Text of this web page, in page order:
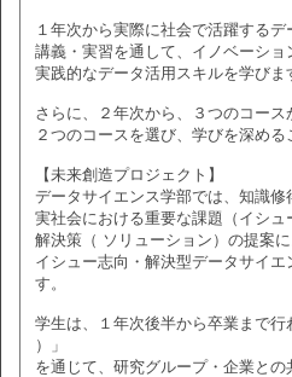
１年次から実際に社会で活躍する
講義・実習を通して、イノベーシ
実践的なデータ活用スキルを学びま
さらに、２年次から、３つのコー
２つのコースを選び、学びを深める
【未来創造プロジェクト】
データサイエンス学部では、知識修
実社会における重要な課題（イシュ
解決策（ ソリューション）の提案
イシュー志向・解決型データサイ
す。
学生は、１年次後半から卒業まで
）」
を通じて、研究グループ・企業と